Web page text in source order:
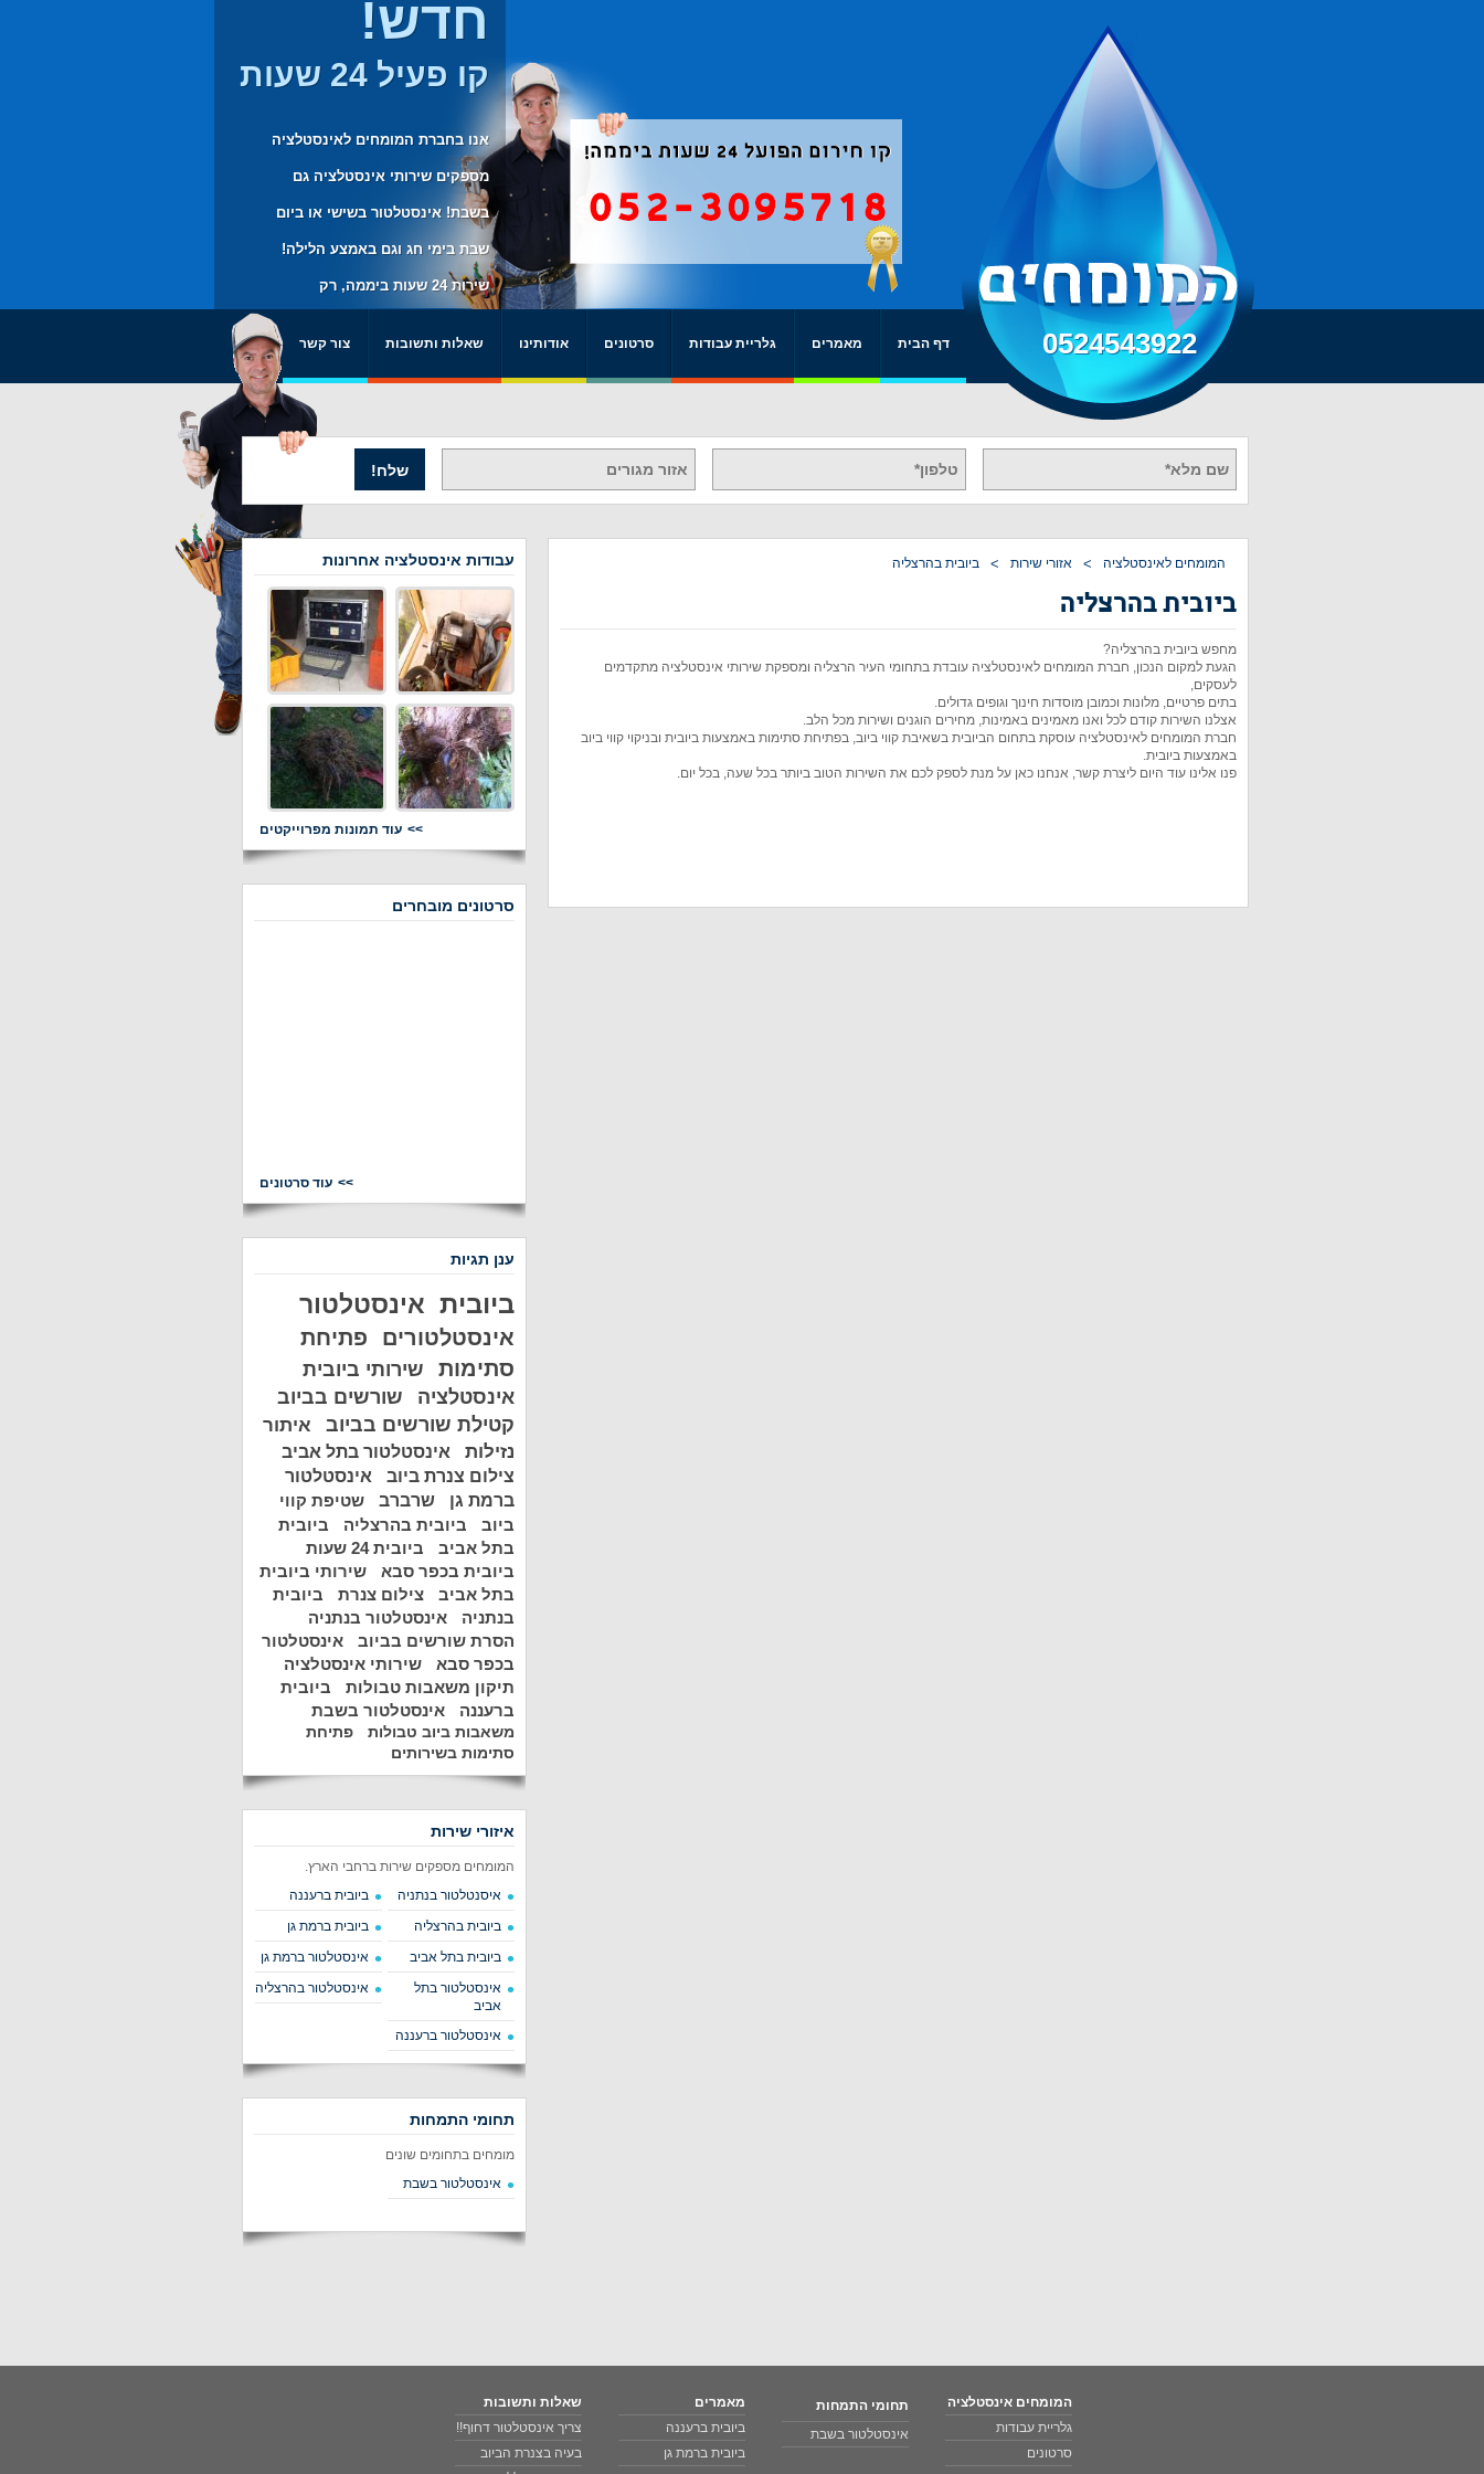
0524543922
חדש!
קו פעיל 24 שעות
אנו בחברת המומחים לאינסטלציה
מספקים שירותי אינסטלציה גם
בשבת! אינסטלטור בשישי או ביום
שבת בימי חג וגם באמצע הלילה!
שירות 24 שעות ביממה, רק
דף הבית מאמרים גלריית עבודות סרטונים אודותינו שאלות ותשובות צור קשר
שלח!
המומחים לאינסטלציה > אזורי שירות > ביובית בהרצליה
ביובית בהרצליה
מחפש ביובית בהרצליה?
הגעת למקום הנכון, חברת המומחים לאינסטלציה עובדת בתחומי העיר הרצליה ומספקת שירותי אינסטלציה מתקדמים
לעסקים,
בתים פרטיים, מלונות וכמובן מוסדות חינוך וגופים גדולים.
אצלנו השירות קודם לכל ואנו מאמינים באמינות, מחירים הוגנים ושירות מכל הלב.
חברת המומחים לאינסטלציה עוסקת בתחום הביובית בשאיבת קווי ביוב, בפתיחת סתימות באמצעות ביובית ובניקוי קווי ביוב
באמצעות ביובית.
פנו אלינו עוד היום ליצרת קשר, אנחנו כאן על מנת לספק לכם את השירות הטוב ביותר בכל שעה, בכל יום.
עבודות אינסטלציה אחרונות
עוד תמונות מפרוייקטים
סרטונים מובחרים
עוד סרטונים
ענן תגיות
ביובית אינסטלטור
אינסטלטורים
פתיחת
סתימות
שירותי ביובית
אינסטלציה
שורשים בביוב
קטילת שורשים בביוב
איתור
נזילות
אינסטלטור בתל אביב
צילום צנרת ביוב
אינסטלטור
ברמת גן
שרברב
שטיפת קווי
ביוב
ביובית בהרצליה
ביובית
בתל אביב
ביובית 24 שעות
ביובית בכפר סבא
שירותי ביובית
בתל אביב
צילום צנרת
ביובית
בנתניה
אינסטלטור בנתניה
הסרת שורשים בביוב
אינסטלטור
בכפר סבא
שירותי אינסטלציה
תיקון משאבות טבולות
ביובית
ברעננה
אינסטלטור בשבת
משאבות ביוב טבולות
פתיחת
סתימות בשירותים
איזורי שירות
המומחים מספקים שירות ברחבי הארץ.
איסנטלטור בנתניה
ביובית ברעננה
ביובית בהרצליה
ביובית ברמת גן
ביובית בתל אביב
אינסטלטור ברמת גן
אינסטלטור בתל
אביב
אינסטלטור בהרצליה
אינסטלטור ברעננה
תחומי התמחות
מומחים בתחומים שונים
אינסטלטור בשבת
המומחים אינסטלציה
גלריית עבודות
סרטונים
תחומי התמחות
אינסטלטור בשבת
מאמרים
ביובית ברעננה
ביובית ברמת גן
שאלות ותשובות
צריך אינסטלטור דחוף!!
בעיה בצנרת הביוב